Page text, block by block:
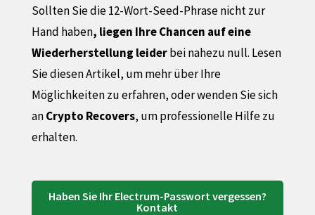
Sollten Sie die 12-Wort-Seed-Phrase nicht zur
Hand haben, liegen Ihre Chancen auf eine
Wiederherstellung leiderbei nahezu null. Lesen
Sie diesen Artikel, um mehr über Ihre
Möglichkeiten zu erfahren, oder wenden Sie sich
anCrypto Recovers, um professionelle Hilfe zu
erhalten.
Haben Sie Ihr Electrum-Passwort vergessen?
Kontakt